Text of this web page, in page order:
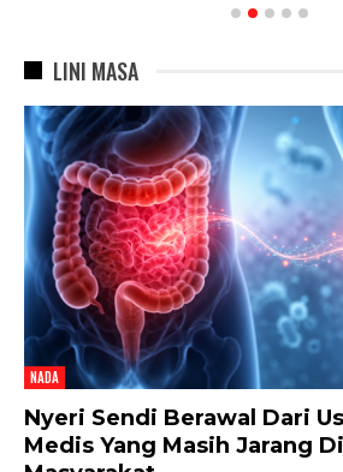
LINI MASA
NADA
Nyeri Sendi Berawal Dari
Medis Yang Masih Jarang